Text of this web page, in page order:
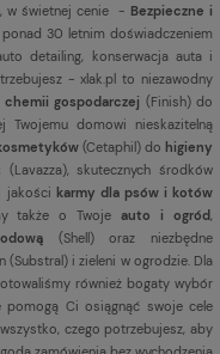
w świetnej cenie - Bezpieczne i
30 letnim doświadczeniem
detailing, konserwacja auta i
- xlak.pl to niezawodny
chemii gospodarczej (Finish) do
Twojemu domowi nieskazitelną
(Cetaphil) do higieny
(Lavazza), skutecznych środków
jakości karmy dla psów i kotów
także o Twojeauto i ogród
(Shell) oraz niezbędne
(Substral) i zieleni w ogrodzie. Dla
również bogaty wybór
Ci osiągnąć swoje cele
czego potrzebujesz, aby